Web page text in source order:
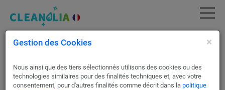
Intervention après sinistre à La Motte-
Vous venez de subir un sinistre ?
Contactez Cleanolia France pour une intervention rapide.
Gestion des Cookies ×
Nous ainsi que des tiers sélectionnés utilisons des cookies ou des
technologies similaires pour des finalités techniques et, avec votre
consentement, pour d'autres finalités comme décrit dans la politique